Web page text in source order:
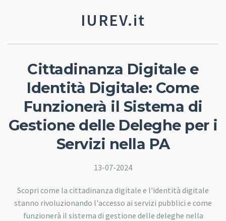
IUREV.it
Cittadinanza Digitale e
Identità Digitale: Come
Funzionerà il Sistema di
Gestione delle Deleghe per i
Servizi nella PA
13-07-2024
Scopri come la cittadinanza digitale e l'identità digitale
stanno rivoluzionando l'accesso ai servizi pubblici e come
funzionerà il sistema di gestione delle deleghe nella